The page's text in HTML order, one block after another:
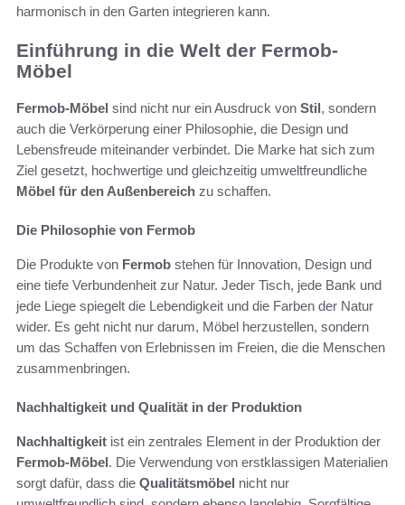
harmonisch in den Garten integrieren kann.
Einführung in die Welt der Fermob-
Möbel
Fermob-Möbel sind nicht nur ein Ausdruck von Stil, sondern
auch die Verkörperung einer Philosophie, die Design und
Lebensfreude miteinander verbindet. Die Marke hat sich zum
Ziel gesetzt, hochwertige und gleichzeitig umweltfreundliche
Möbel für den Außenbereich zu schaffen.
Die Philosophie von Fermob
Die Produkte von Fermob stehen für Innovation, Design und
eine tiefe Verbundenheit zur Natur. Jeder Tisch, jede Bank und
jede Liege spiegelt die Lebendigkeit und die Farben der Natur
wider. Es geht nicht nur darum, Möbel herzustellen, sondern
um das Schaffen von Erlebnissen im Freien, die die Menschen
zusammenbringen.
Nachhaltigkeit und Qualität in der Produktion
Nachhaltigkeit ist ein zentrales Element in der Produktion der
Fermob-Möbel. Die Verwendung von erstklassigen Materialien
sorgt dafür, dass die Qualitätsmöbel nicht nur